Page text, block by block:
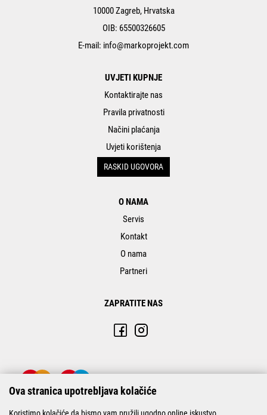
10000 Zagreb, Hrvatska
OIB: 65500326605
E-mail: info@markoprojekt.com
UVJETI KUPNJE
Kontaktirajte nas
Pravila privatnosti
Načini plaćanja
Uvjeti korištenja
RASKID UGOVORA
O NAMA
Servis
Kontakt
O nama
Partneri
ZAPRATITE NAS
Ova stranica upotrebljava kolačiće